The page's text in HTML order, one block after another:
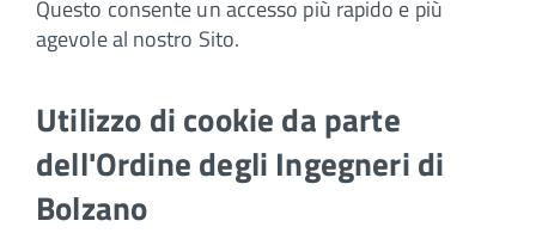
Questo consente un accesso più rapido e più
agevole al nostro Sito.
Utilizzo di cookie da parte
dell'Ordine degli Ingegneri di
Bolzano